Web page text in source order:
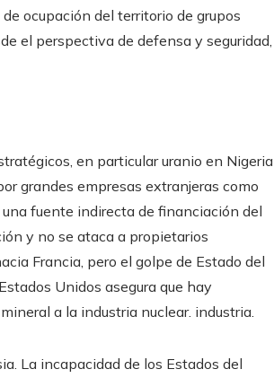
ocupación del territorio de grupos
el perspectiva de defensa y seguridad,
en particular uranio en Nigeria
grandes empresas extranjeras como
fuente indirecta de financiación del
y no se ataca a propietarios
Francia, pero el golpe de Estado del
Unidos asegura que hay
a la industria nuclear. industria.
La incapacidad de los Estados del